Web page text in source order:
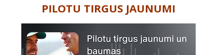
PILOTU TIRGUS JAUNUMI